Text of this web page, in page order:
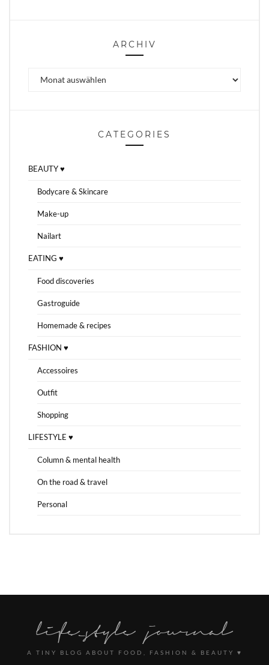
ARCHIV
CATEGORIES
BEAUTY ♥
Bodycare & Skincare
Make-up
Nailart
EATING ♥
Food discoveries
Gastroguide
Homemade & recipes
FASHION ♥
Accessoires
Outfit
Shopping
LIFESTYLE ♥
Column & mental health
On the road & travel
Personal
A TINY BLOG ABOUT FOOD, FASHION & BEAUTY ♥